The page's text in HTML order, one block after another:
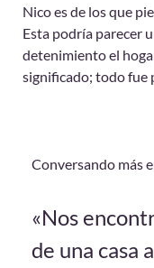
Nico es de los que
Esta podría parecer
detenimiento el
significado; todo fue
Conversando más
«Nos
de una casa